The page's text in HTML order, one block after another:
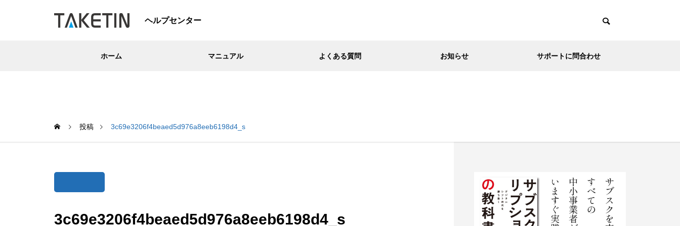
ヘルプセンター
ホーム マニュアル よくある質問 お知らせ サポートに問合わせ
投稿 3c69e3206f4beaed5d976a8eeb6198d4_s
3c69e3206f4beaed5d976a8eeb6198d4_s